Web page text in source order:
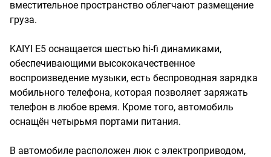
вместительное пространство облегчают размещение
груза.
KAIYI E5 оснащается шестью hi-fi динамиками,
обеспечивающими высококачественное
воспроизведение музыки, есть беспроводная зарядка
мобильного телефона, которая позволяет заряжать
телефон в любое время. Кроме того, автомобиль
оснащён четырьмя портами питания.
В автомобиле расположен люк с электроприводом,